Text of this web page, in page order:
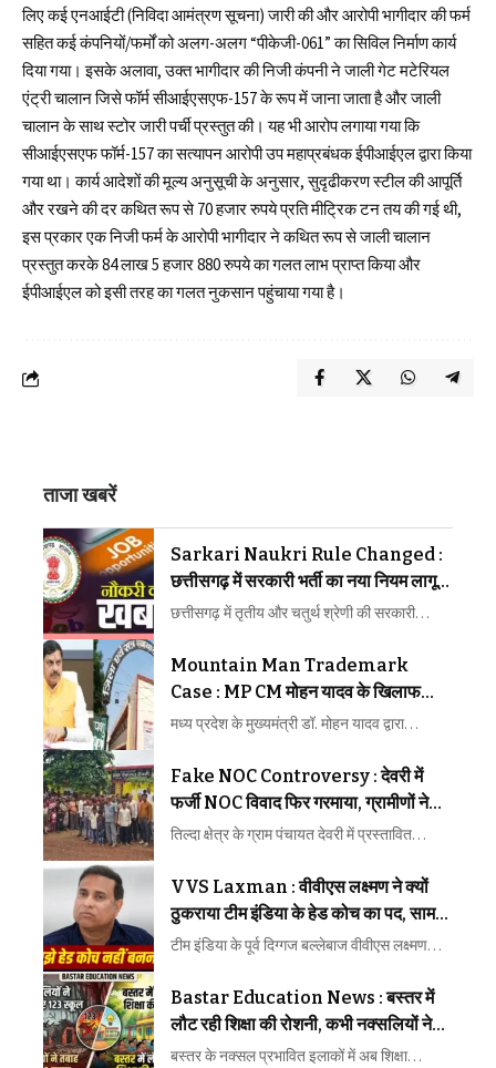
लिए कई एनआईटी (निविदा आमंत्रण सूचना) जारी की और आरोपी भागीदार की फर्म
सहित कई कंपनियों/फर्मों को अलग-अलग “पीकेजी-061” का सिविल निर्माण कार्य
दिया गया। इसके अलावा, उक्त भागीदार की निजी कंपनी ने जाली गेट मटेरियल
एंट्री चालान जिसे फॉर्म सीआईएसएफ-157 के रूप में जाना जाता है और जाली
चालान के साथ स्टोर जारी पर्ची प्रस्तुत की। यह भी आरोप लगाया गया कि
सीआईएसएफ फॉर्म-157 का सत्यापन आरोपी उप महाप्रबंधक ईपीआईएल द्वारा किया
गया था। कार्य आदेशों की मूल्य अनुसूची के अनुसार, सुदृढीकरण स्टील की आपूर्ति
और रखने की दर कथित रूप से 70 हजार रुपये प्रति मीट्रिक टन तय की गई थी,
इस प्रकार एक निजी फर्म के आरोपी भागीदार ने कथित रूप से जाली चालान
प्रस्तुत करके 84 लाख 5 हजार 880 रुपये का गलत लाभ प्राप्त किया और
ईपीआईएल को इसी तरह का गलत नुकसान पहुंचाया गया है।
ताजा खबरें
Sarkari Naukri Rule Changed :
छत्तीसगढ़ में सरकारी भर्ती का नया नियम लागू,
आवेदन से नियुक्ति तक बदली व्यवस्था
छत्तीसगढ़ में तृतीय और चतुर्थ श्रेणी की सरकारी…
Mountain Man Trademark
Case : MP CM मोहन यादव के खिलाफ
रायपुर कोर्ट में याचिका, 11 अगस्त को फैसला
मध्य प्रदेश के मुख्यमंत्री डॉ. मोहन यादव द्वारा…
Fake NOC Controversy : देवरी में
फर्जी NOC विवाद फिर गरमाया, ग्रामीणों ने
पंचायत में जड़ा ताला
तिल्दा क्षेत्र के ग्राम पंचायत देवरी में प्रस्तावित…
VVS Laxman : वीवीएस लक्ष्मण ने क्यों
ठुकराया टीम इंडिया के हेड कोच का पद, सामने
आई वजह
टीम इंडिया के पूर्व दिग्गज बल्लेबाज वीवीएस लक्ष्मण…
Bastar Education News : बस्तर में
लौट रही शिक्षा की रोशनी, कभी नक्सलियों ने
तबाह किए थे 123 स्कूल
बस्तर के नक्सल प्रभावित इलाकों में अब शिक्षा…